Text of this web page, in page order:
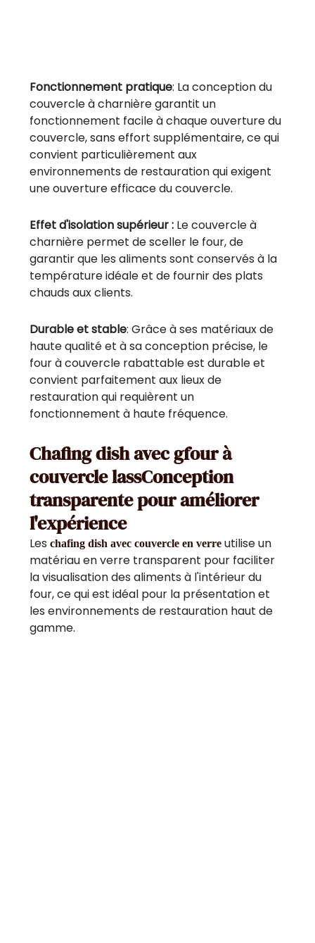
Fonctionnement pratique: La conception du
couvercle à charnière garantit un
fonctionnement facile à chaque ouverture du
couvercle, sans effort supplémentaire, ce qui
convient particulièrement aux
environnements de restauration qui exigent
une ouverture efficace du couvercle.
Effet d'isolation supérieur : Le couvercle à
charnière permet de sceller le four, de
garantir que les aliments sont conservés à la
température idéale et de fournir des plats
chauds aux clients.
Durable et stable: Grâce à ses matériaux de
haute qualité et à sa conception précise, le
four à couvercle rabattable est durable et
convient parfaitement aux lieux de
restauration qui requièrent un
fonctionnement à haute fréquence.
Chafing dish avec gfour à
couvercle lassConception
transparente pour améliorer
l'expérience
Les chafing dish avec couvercle en verreutilise un
matériau en verre transparent pour faciliter
la visualisation des aliments à l'intérieur du
four, ce qui est idéal pour la présentation et
les environnements de restauration haut de
gamme.